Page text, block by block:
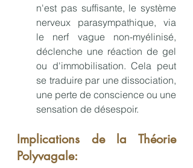
n'est pas suffisante, le système
nerveux parasympathique, via
le nerf vague non-myélinisé,
déclenche une réaction de gel
ou d'immobilisation. Cela peut
se traduire par une dissociation,
une perte de conscience ou une
sensation de désespoir.
Implications de la Théorie
Polyvagale: